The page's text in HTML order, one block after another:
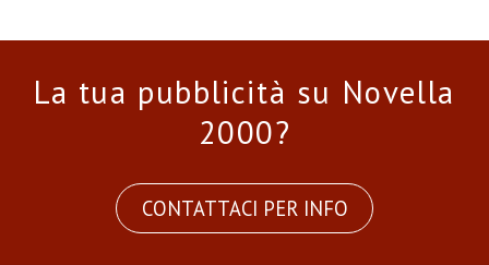
La tua pubblicità su Novella
2000?
CONTATTACI PER INFO